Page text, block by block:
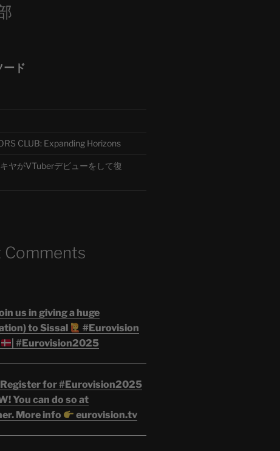
ード
CLUB: Expanding Horizons
キヤがVTuberデビューをして復
Comments
us in giving a huge
to Sissal
#Eurovision
| #Eurovision2025
Register for #Eurovision2025
You can do so at
More info
eurovision.tv